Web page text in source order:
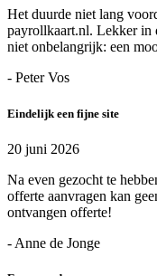
Het duurde niet lang
payrollkaart.nl. Lekker in
niet onbelangrijk: een
- Peter Vos
Eindelijk een fijne site
20 juni 2026
Na even gezocht te
offerte aanvragen kan
ontvangen offerte!
- Anne de Jonge